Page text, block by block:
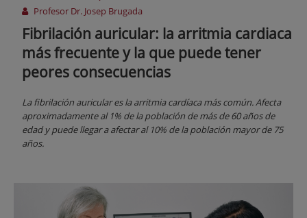
Profesor Dr. Josep Brugada
Fibrilación auricular: la arritmia cardiaca
más frecuente y la que puede tener
peores consecuencias
La fibrilación auricular es la arritmia cardíaca más común. Afecta
aproximadamente al 1% de la población de más de 60 años de
edad y puede llegar a afectar al 10% de la población mayor de 75
años.